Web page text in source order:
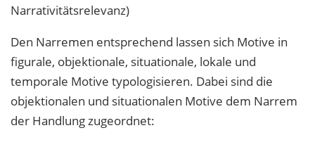
Narrativitätsrelevanz)
Den Narremen entsprechend lassen sich Motive in
figurale, objektionale, situationale, lokale und
temporale Motive typologisieren. Dabei sind die
objektionalen und situationalen Motive dem Narrem
der Handlung zugeordnet: